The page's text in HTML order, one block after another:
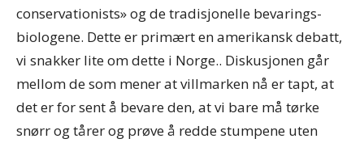
conservationists» og de tradisjonelle bevarings-
biologene. Dette er primært en amerikansk debatt,
vi snakker lite om dette i Norge.. Diskusjonen går
mellom de som mener at villmarken nå er tapt, at
det er for sent å bevare den, at vi bare må tørke
snørr og tårer og prøve å redde stumpene uten